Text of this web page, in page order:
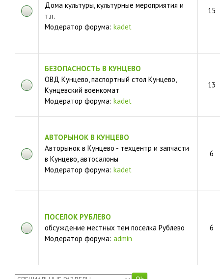
Дома культуры, культурные мероприятия и
т.п.
Модератор форума: kadet
15
БЕЗОПАСНОСТЬ В КУНЦЕВО
ОВД Кунцево, паспортный стол Кунцево,
Кунцевский военкомат
Модератор форума: kadet
13
АВТОРЫНОК В КУНЦЕВО
Авторынок в Кунцево - техцентр и запчасти
в Кунцево, автосалоны
Модератор форума: kadet
6
ПОСЕЛОК РУБЛЕВО
обсуждение местных тем поселка Рублево
Модератор форума: admin
6